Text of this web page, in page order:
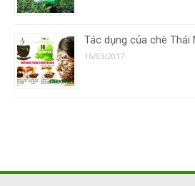
Tác dụng của chè Thái
16/03/2017